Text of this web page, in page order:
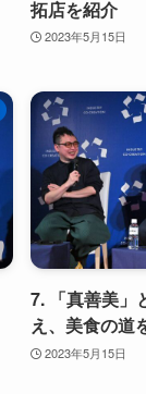
拓店を紹介
2023年5月15日
7. 「真善美」
え、美食の道
2023年5月15日